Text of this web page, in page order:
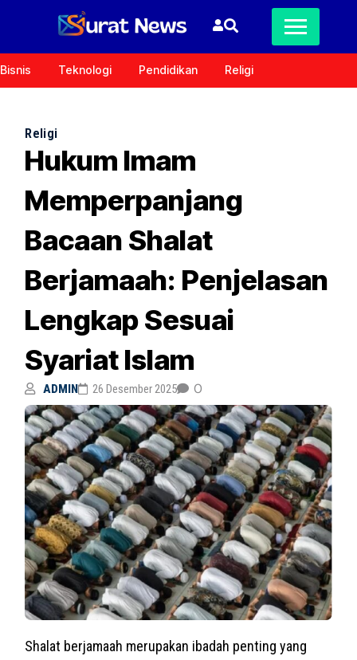
Bisnis Teknologi Pendidikan Religi
Religi
Hukum Imam
Memperpanjang
Bacaan Shalat
Berjamaah: Penjelasan
Lengkap Sesuai
Syariat Islam
ADMIN 26 Desember 2025 0
Shalat berjamaah merupakan ibadah penting yang